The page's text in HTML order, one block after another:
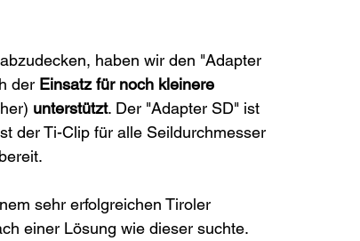
haben wir den "Adapter
der Einsatz für noch kleinere
unterstützt. Der "Adapter SD" ist
der Ti-Clip für alle Seildurchmesser
sehr erfolgreichen Tiroler
einer Lösung wie dieser suchte.